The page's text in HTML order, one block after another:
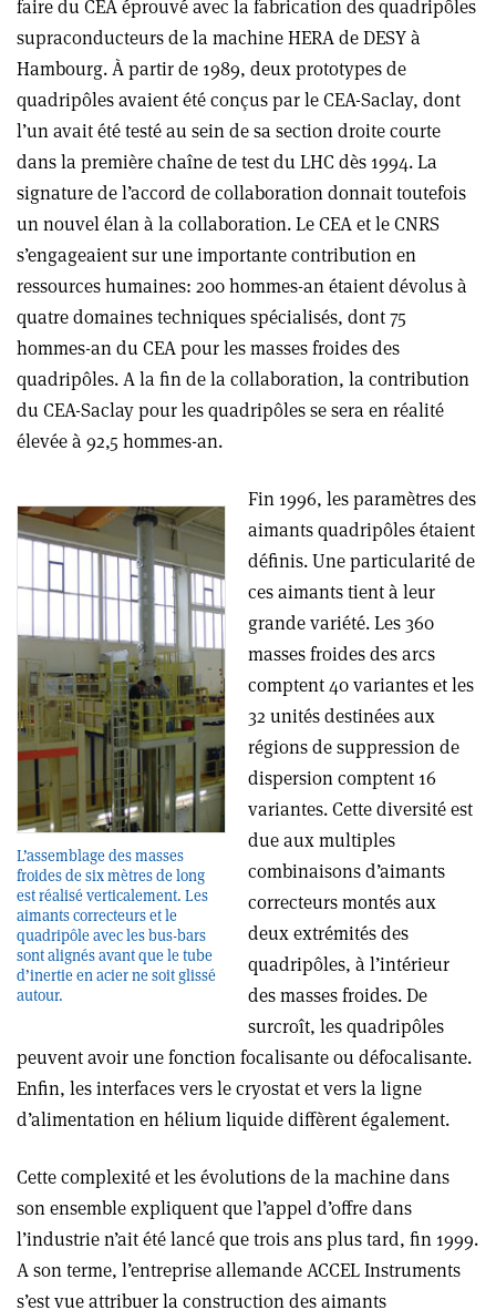
faire du CEA éprouvé avec la fabrication des quadripôles
supraconducteurs de la machine HERA de DESY à
Hambourg. À partir de 1989, deux prototypes de
quadripôles avaient été conçus par le CEA-Saclay, dont
l’un avait été testé au sein de sa section droite courte
dans la première chaîne de test du LHC dès 1994. La
signature de l’accord de collaboration donnait toutefois
un nouvel élan à la collaboration. Le CEA et le CNRS
s’engageaient sur une importante contribution en
ressources humaines: 200 hommes-an étaient dévolus à
quatre domaines techniques spécialisés, dont 75
hommes-an du CEA pour les masses froides des
quadripôles. A la fin de la collaboration, la contribution
du CEA-Saclay pour les quadripôles se sera en réalité
élevée à 92,5 hommes-an.
L’assemblage des masses
froides de six mètres de long
est réalisé verticalement. Les
aimants correcteurs et le
quadripôle avec les bus-bars
sont alignés avant que le tube
d’inertie en acier ne soit glissé
autour.
Fin 1996, les paramètres des
aimants quadripôles étaient
définis. Une particularité de
ces aimants tient à leur
grande variété. Les 360
masses froides des arcs
comptent 40 variantes et les
32 unités destinées aux
régions de suppression de
dispersion comptent 16
variantes. Cette diversité est
due aux multiples
combinaisons d’aimants
correcteurs montés aux
deux extrémités des
quadripôles, à l’intérieur
des masses froides. De
surcroît, les quadripôles
peuvent avoir une fonction focalisante ou défocalisante.
Enfin, les interfaces vers le cryostat et vers la ligne
d’alimentation en hélium liquide diffèrent également.
Cette complexité et les évolutions de la machine dans
son ensemble expliquent que l’appel d’offre dans
l’industrie n’ait été lancé que trois ans plus tard, fin 1999.
A son terme, l’entreprise allemande ACCEL Instruments
s’est vue attribuer la construction des aimants